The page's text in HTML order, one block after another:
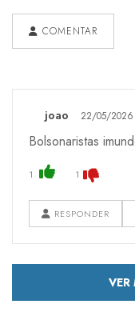
COMENTAR
joao 22/05/2026
Bolsonaristas
1 1
RESPONDER
VER